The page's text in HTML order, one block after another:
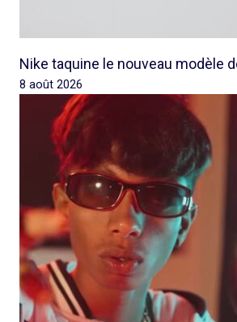
Nike taquine le nouveau modèle
8 août 2026